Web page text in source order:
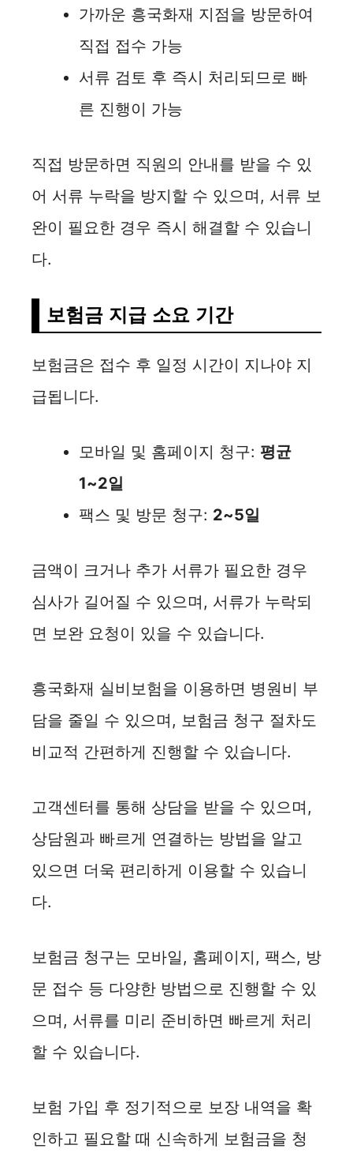
가까운 흥국화재 지점을 방문하여
직접 접수 가능
서류 검토 후 즉시 처리되므로 빠
른 진행이 가능
직접 방문하면 직원의 안내를 받을 수 있
어 서류 누락을 방지할 수 있으며, 서류 보
완이 필요한 경우 즉시 해결할 수 있습니
다.
보험금 지급 소요 기간
보험금은 접수 후 일정 시간이 지나야 지
급됩니다.
모바일 및 홈페이지 청구: 평균
1~2일
팩스 및 방문 청구: 2~5일
금액이 크거나 추가 서류가 필요한 경우
심사가 길어질 수 있으며, 서류가 누락되
면 보완 요청이 있을 수 있습니다.
흥국화재 실비보험을 이용하면 병원비 부
담을 줄일 수 있으며, 보험금 청구 절차도
비교적 간편하게 진행할 수 있습니다.
고객센터를 통해 상담을 받을 수 있으며,
상담원과 빠르게 연결하는 방법을 알고
있으면 더욱 편리하게 이용할 수 있습니
다.
보험금 청구는 모바일, 홈페이지, 팩스, 방
문 접수 등 다양한 방법으로 진행할 수 있
으며, 서류를 미리 준비하면 빠르게 처리
할 수 있습니다.
보험 가입 후 정기적으로 보장 내역을 확
인하고 필요할 때 신속하게 보험금을 청